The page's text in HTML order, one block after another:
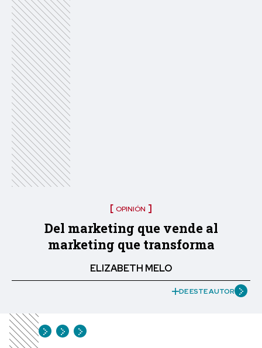
OPINIÓN
Del marketing que vende al
marketing que transforma
ELIZABETH MELO
DE ESTE AUTOR